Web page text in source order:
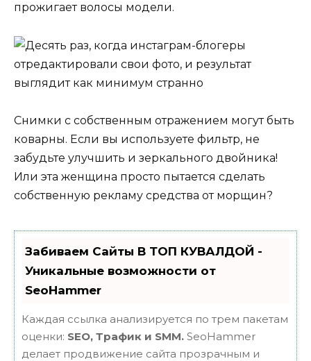
прожигает волосы модели.
Снимки с собственным отражением могут быть
коварны. Если вы используете фильтр, не
забудьте улучшить и зеркального двойника!
Или эта женщина просто пытается сделать
собственную рекламу средства от морщин?
Забиваем Сайты В ТОП КУВАЛДОЙ -
Уникальные возможности от
SeoHammer
Каждая ссылка анализируется по трем пакетам
оценки: SEO, Трафик и SMM. SeoHammer
делает продвижение сайта прозрачным и